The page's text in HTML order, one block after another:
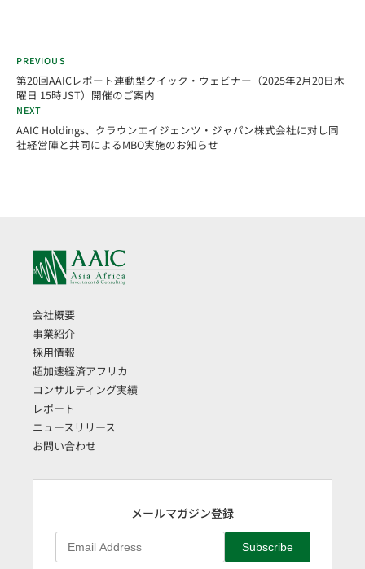
PREVIOUS
第20回AAICレポート連動型クイック・ウェビナー（2025年2月20日木
曜日 15時JST）開催のご案内
NEXT
AAIC Holdings、クラウンエイジェンツ・ジャパン株式会社に対し同
社経営陣と共同によるMBO実施のお知らせ
会社概要
事業紹介
採用情報
超加速経済アフリカ
コンサルティング実績
レポート
ニュースリリース
お問い合わせ
メールマガジン登録
Subscribe